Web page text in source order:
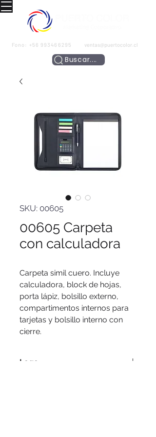
Fono: +56 993466295 ventas@puertocolor.cl
Buscar....
SKU: 00605
00605 Carpeta
con calculadora
Carpeta simil cuero. Incluye
calculadora, block de hojas,
porta lápiz, bolsillo externo,
compartimentos internos para
tarjetas y bolsillo interno con
cierre.
Logo